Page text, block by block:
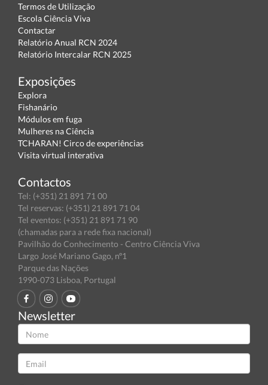
Termos de Utilização
Escola Ciência Viva
Contactar
Relatório Anual RCN 2024
Relatório Intercalar RCN 2025
Exposições
Explora
Fishanário
Módulos em fuga
Mulheres na Ciência
TCHARAN! Circo de experiências
Visita virtual interativa
Contactos
Tel: (+351) 21 891 71 00
Tel reservas: (+351) 21 891 71 04
Tel eventos: (+351) 21 891 71 90
(chamadas para a rede fixa nacional)
Pavilhão do Conhecimento - Centro Ciência Viva
Largo José Mariano Gago, nº1
Parque das Nações
1990-073 Lisboa, Portugal
Newsletter